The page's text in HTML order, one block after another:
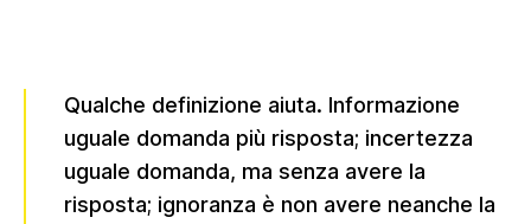
Qualche definizione aiuta. Informazione
uguale domanda più risposta; incertezza
uguale domanda, ma senza avere la
risposta; ignoranza è non avere neanche la